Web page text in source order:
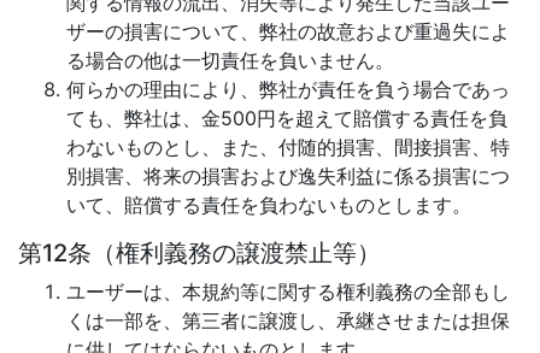
ザーの損害について、弊社の故意および重過失によ
る場合の他は一切責任を負いません。
何らかの理由により、弊社が責任を負う場合であっ
ても、弊社は、金500円を超えて賠償する責任を負
わないものとし、また、付随的損害、間接損害、特
別損害、将来の損害および逸失利益に係る損害につ
いて、賠償する責任を負わないものとします。
第12条（権利義務の譲渡禁止等）
ユーザーは、本規約等に関する権利義務の全部もし
くは一部を、第三者に譲渡し、承継させまたは担保